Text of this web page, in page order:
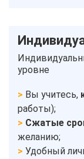
уровне
Вы учитесь,
работы);
Сжатые
желанию;
Удобный